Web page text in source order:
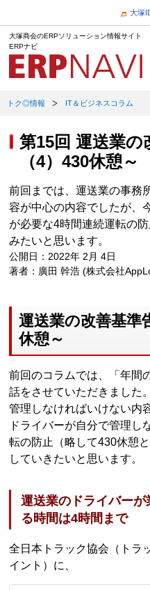
大塚
大塚商会のERPソリューション情報サイト
ERPナビ
トク◎情報 IT＆ビジネスコラム
第15回 運送業の
（4）430休憩～
前回までは、運送業の事務
容が中心の内容でしたが、
が必要な4時間連続運転の
みたいと思います。
公開日：2022年 2月 4日
著者：廣田 幹浩 (株式会社
運送業の改善基準
休憩～
前回のコラムでは、「年間
話をさせていただきました
管理しなければいけない内
ドライバーが自分で管理し
転の防止（略して430休憩
していきたいと思います。
運送業のドライバー
る時間は4時間まで
全日本トラック協会（トラ
イント）に、